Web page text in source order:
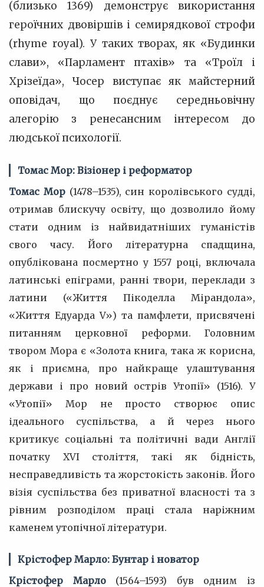
(близько 1369) демонструє використання
героїчних двовіршів і семирядкової строфи
(rhyme royal). У таких творах, як «Будинки
слави», «Парламент птахів» та «Троїл і
Хрізеїда», Чосер виступає як майстерний
оповідач, що поєднує середньовічну
алегорію з ренесансним інтересом до
людської психології.
Томас Мор: Візіонер і реформатор
Томас Мор(1478–1535), син королівського судді,
отримав блискучу освіту, що дозволило йому
стати одним із найвидатніших гуманістів
свого часу. Його літературна спадщина,
опублікована посмертно у 1557 році, включала
латинські епіграми, ранні твори, переклади з
латини («Життя Пікоделла Мірандола»,
«Життя Едуарда V») та памфлети, присвячені
питанням церковної реформи. Головним
твором Мора є «Золота книга, така ж корисна,
як і приємна, про найкраще улаштування
держави і про новий острів Утопії» (1516). У
«Утопії» Мор не просто створює опис
ідеального суспільства, а й через нього
критикує соціальні та політичні вади Англії
початку XVI століття, такі як бідність,
несправедливість та жорстокість законів. Його
візія суспільства без приватної власності та з
рівним розподілом праці стала наріжним
каменем утопічної літератури.
Крістофер Марло: Бунтар і новатор
Крістофер Марло(1564–1593) був одним із